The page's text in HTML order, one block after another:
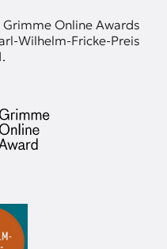
Online Awards
Wilhelm-Fricke-Preis